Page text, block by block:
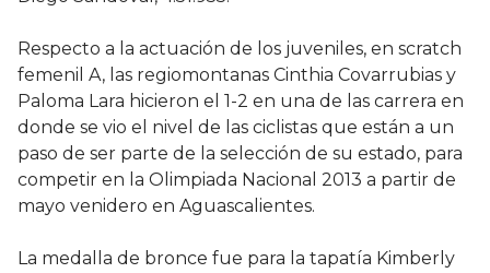
Respecto a la actuación de los juveniles, en scratch
femenil A, las regiomontanas Cinthia Covarrubias y
Paloma Lara hicieron el 1-2 en una de las carrera en
donde se vio el nivel de las ciclistas que están a un
paso de ser parte de la selección de su estado, para
competir en la Olimpiada Nacional 2013 a partir de
mayo venidero en Aguascalientes.
La medalla de bronce fue para la tapatía Kimberly